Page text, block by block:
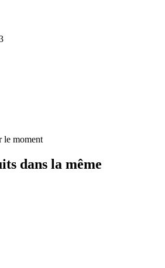
le moment
dans la même